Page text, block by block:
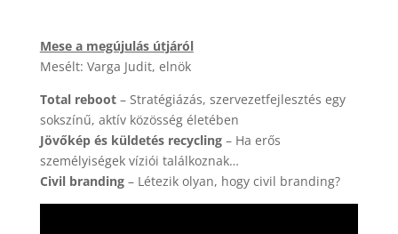
Mese a megújulás útjáról
Mesélt: Varga Judit, elnök
Total reboot– Stratégiázás, szervezetfejlesztés egy
sokszínű, aktív közösség életében
Jövőkép és küldetés recycling– Ha erős
személyiségek víziói találkoznak…
Civil branding– Létezik olyan, hogy civil branding?